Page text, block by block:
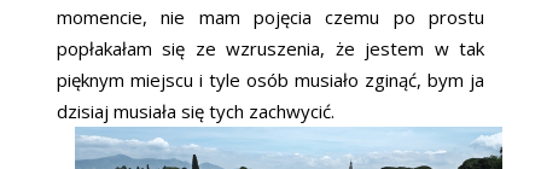
momencie, nie mam pojęcia czemu po prostu
popłakałam się ze wzruszenia, że jestem w tak
pięknym miejscu i tyle osób musiało zginąć, bym ja
dzisiaj musiała się tych zachwycić.